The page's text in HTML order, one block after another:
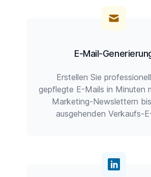
E-Mail-
Erstellen Sie
gepflegte E-Mails in Minuten
Marketing-Newslettern
ausgehenden Verkaufs-